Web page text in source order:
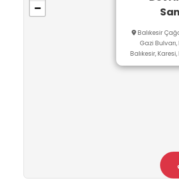
Balıkesir
Gazi
Balıkesir,
−